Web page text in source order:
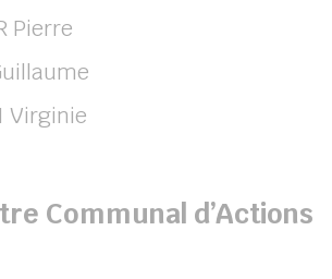
Pierre
Virginie
Communal d’Actions